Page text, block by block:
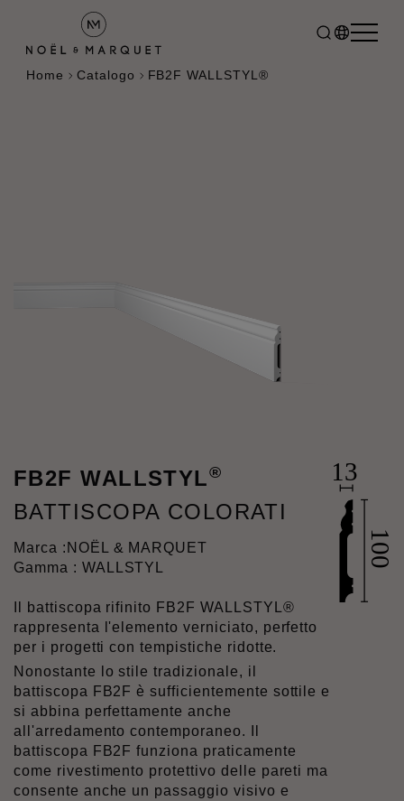
Home Catalogo FB2F WALLSTYL®
FB2F WALLSTYL®
BATTISCOPA COLORATI
Marca : NOËL & MARQUET
Gamma : WALLSTYL
Il battiscopa rifinito FB2F WALLSTYL®
rappresenta l'elemento verniciato, perfetto
per i progetti con tempistiche ridotte.
Nonostante lo stile tradizionale, il
battiscopa FB2F è sufficientemente sottile e
si abbina perfettamente anche
all'arredamento contemporaneo. Il
battiscopa FB2F funziona praticamente
come rivestimento protettivo delle pareti ma
consente anche un passaggio visivo e